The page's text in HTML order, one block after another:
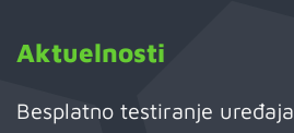
Aktuelnosti
Besplatno testiranje uređaja